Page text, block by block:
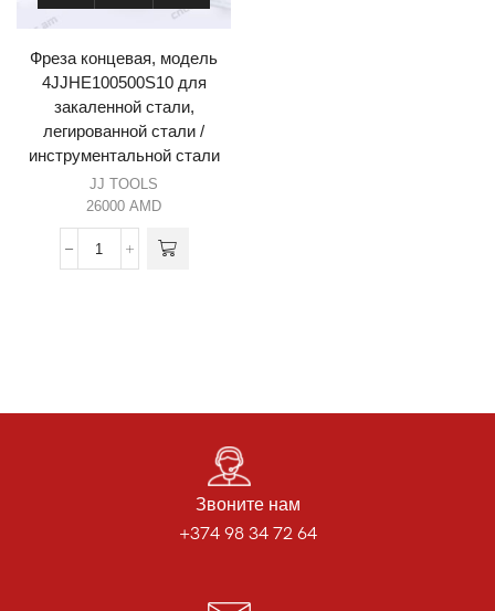
Фреза концевая, модель
4JJHE100500S10 для
закаленной стали,
легированной стали /
инструментальной стали
JJ TOOLS
26000 AMD
Звоните нам
+374 98 34 72 64